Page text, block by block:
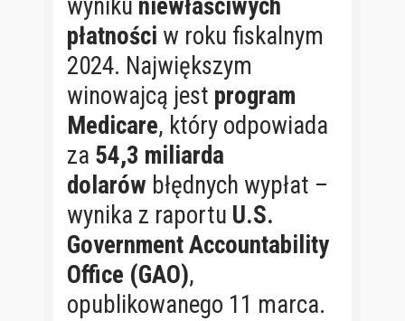
wyniku niewłaściwych
płatności w roku fiskalnym
2024. Największym
winowajcą jest program
Medicare, który odpowiada
za 54,3 miliarda
dolarów błędnych wypłat –
wynika z raportu U.S.
Government Accountability
Office (GAO),
opublikowanego 11 marca.